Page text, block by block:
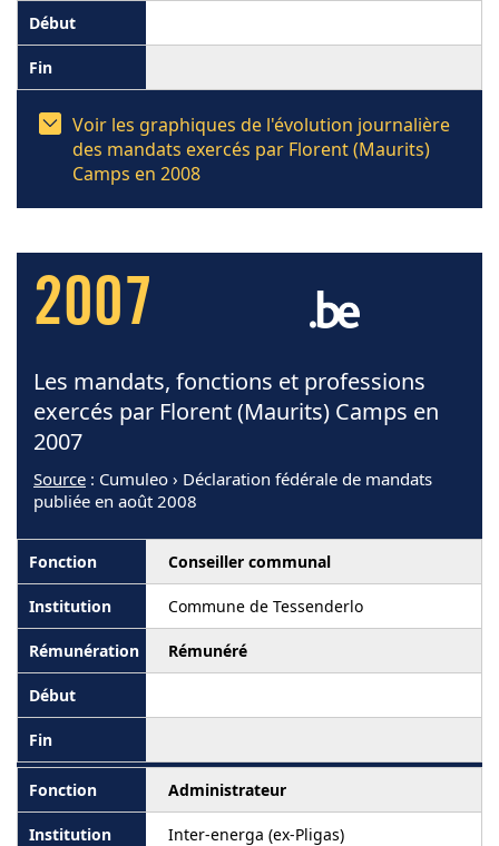
Voir les graphiques de l'évolution journalière
des mandats exercés par Florent (Maurits)
Camps en 2008
2007
Les mandats, fonctions et professions
exercés par Florent (Maurits) Camps en
2007
Source : Cumuleo › Déclaration fédérale de mandats
publiée en août 2008
Conseiller communal
Commune de Tessenderlo
Rémunéré
Administrateur
Inter-energa (ex-Pligas)